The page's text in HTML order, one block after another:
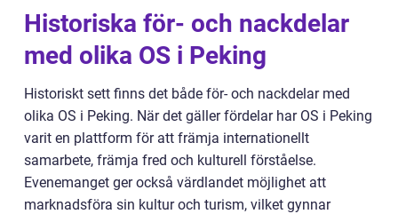
Historiska för- och nackdelar
med olika OS i Peking
Historiskt sett finns det både för- och nackdelar med
olika OS i Peking. När det gäller fördelar har OS i Peking
varit en plattform för att främja internationellt
samarbete, främja fred och kulturell förståelse.
Evenemanget ger också värdlandet möjlighet att
marknadsföra sin kultur och turism, vilket gynnar